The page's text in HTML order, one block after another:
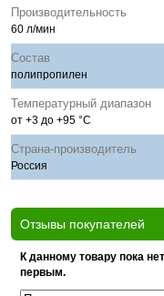
Производительность
60 л/мин
Состав
полипропилен
Температурный диапазон
от +3 до +95 °С
Страна-производитель
Россия
Отзывы покупателей
К данному товару пока
первым.